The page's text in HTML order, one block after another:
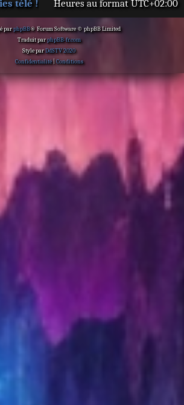
télé ! Heures au format UTC+02:00
parphpBB® Forum Software © phpBB Limited
Traduit parphpBB-fr.com
Style parDdSTV 2020
Confidentialité|Conditions